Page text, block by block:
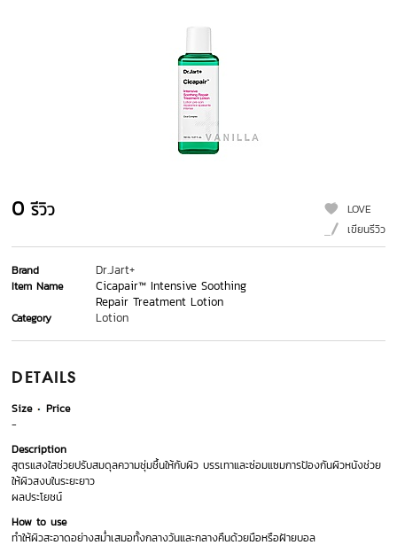
0 รีวิว
LOVE
เขียนรีวิว
Brand Dr.Jart+
Item Name
Cicapair™ Intensive Soothing
Repair Treatment Lotion
Category Lotion
DETAILS
Size
Price
-
Description
สูตรแสงใสช่วยปรับสมดุลความชุ่มชื้นให้กับผิว บรรเทาและซ่อมแซมการป้องกันผิวหนังช่วย
ให้ผิวสงบในระยะยาว
ผลประโยชน์
How to use
ทำให้ผิวสะอาดอย่างสม่ำเสมอทั้งกลางวันและกลางคืนด้วยมือหรือฝ้ายบอล